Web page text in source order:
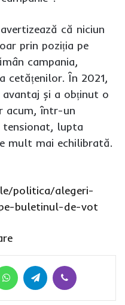
că niciun
prin poziția pe
campania,
cetățenilor. În 2021,
avantaj și a obținut o
acum, într-un
tensionat, lupta
mult mai echilibrată.
politica/alegeri-
buletinul-de-vot
WhatsAppTelegram